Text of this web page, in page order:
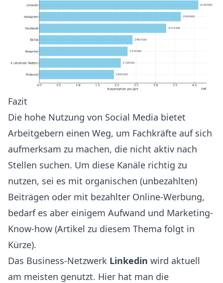
Fazit
Die hohe Nutzung von Social Media bietet
Arbeitgebern einen Weg, um Fachkräfte auf sich
aufmerksam zu machen, die nicht aktiv nach
Stellen suchen. Um diese Kanäle richtig zu
nutzen, sei es mit organischen (unbezahlten)
Beiträgen oder mit bezahlter Online-Werbung,
bedarf es aber einigem Aufwand und Marketing-
Know-how (Artikel zu diesem Thema folgt in
Kürze).
Das Business-Netzwerk Linkedin wird aktuell
am meisten genutzt. Hier hat man die